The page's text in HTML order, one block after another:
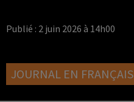
Publié : 2 juin 2026 à 14h00
JOURNAL EN FRANÇAIS